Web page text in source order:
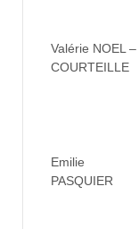
Valérie NOEL –
COURTEILLE
Emilie
PASQUIER